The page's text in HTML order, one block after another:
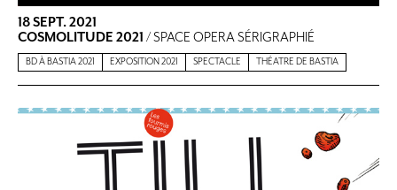
18 SEPT. 2021
COSMOLITUDE 2021 / SPACE OPERA SÉRIGRAPHIÉ
BD À BASTIA 2021 EXPOSITION 2021 SPECTACLE THÉATRE DE BASTIA